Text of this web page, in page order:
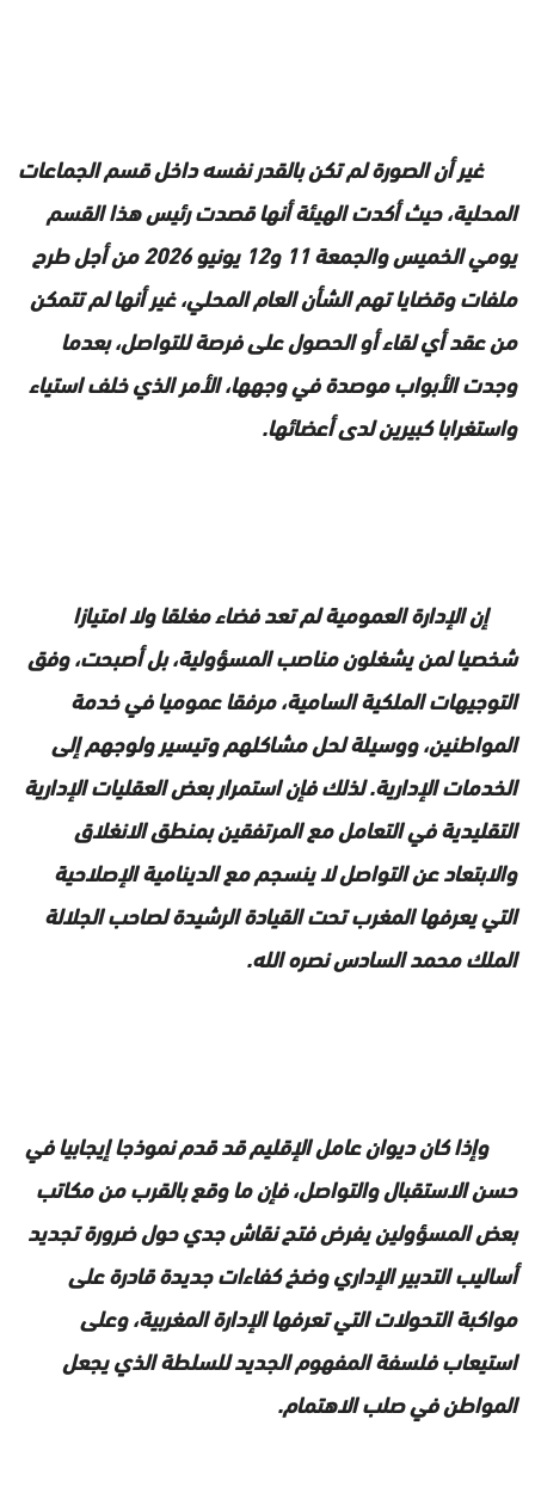
غير أن الصورة لم تكن بالقدر نفسه داخل قسم الجماعات
المحلية، حيث أكدت الهيئة أنها قصدت رئيس هذا القسم
يومي الخميس والجمعة 11 و12 يونيو 2026 من أجل طرح
ملفات وقضايا تهم الشأن العام المحلي، غير أنها لم تتمكن
من عقد أي لقاء أو الحصول على فرصة للتواصل، بعدما
وجدت الأبواب موصدة في وجهها، الأمر الذي خلف استياء
واستغرابا كبيرين لدى أعضائها.
إن الإدارة العمومية لم تعد فضاء مغلقا ولا امتيازا
شخصيا لمن يشغلون مناصب المسؤولية، بل أصبحت، وفق
التوجيهات الملكية السامية، مرفقا عموميا في خدمة
المواطنين، ووسيلة لحل مشاكلهم وتيسير ولوجهم إلى
الخدمات الإدارية. لذلك فإن استمرار بعض العقليات الإدارية
التقليدية في التعامل مع المرتفقين بمنطق الانغلاق
والابتعاد عن التواصل لا ينسجم مع الدينامية الإصلاحية
التي يعرفها المغرب تحت القيادة الرشيدة لصاحب الجلالة
الملك محمد السادس نصره الله.
وإذا كان ديوان عامل الإقليم قد قدم نموذجا إيجابيا في
حسن الاستقبال والتواصل، فإن ما وقع بالقرب من مكاتب
بعض المسؤولين يفرض فتح نقاش جدي حول ضرورة تجديد
أساليب التدبير الإداري وضخ كفاءات جديدة قادرة على
مواكبة التحولات التي تعرفها الإدارة المغربية، وعلى
استيعاب فلسفة المفهوم الجديد للسلطة الذي يجعل
المواطن في صلب الاهتمام.